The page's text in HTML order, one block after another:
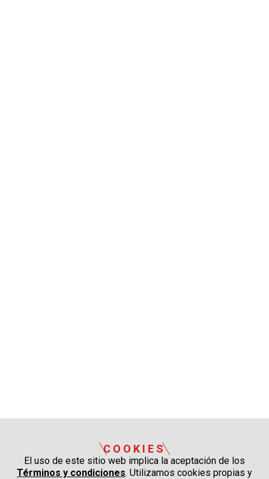
COOKIES
El uso de este sitio web implica la aceptación de los
Términos y condiciones. Utilizamos cookies propias y